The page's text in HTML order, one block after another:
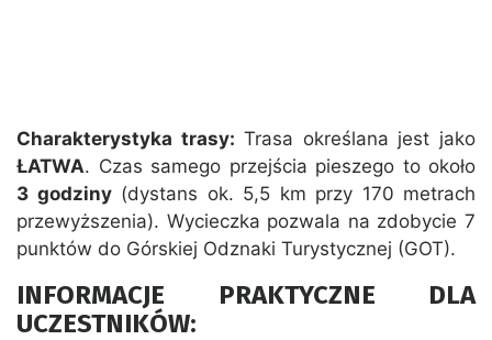
Charakterystyka trasy: Trasa określana jest jako
ŁATWA. Czas samego przejścia pieszego to około
3 godziny(dystans ok. 5,5 km przy 170 metrach
przewyższenia). Wycieczka pozwala na zdobycie 7
punktów do Górskiej Odznaki Turystycznej (GOT).
INFORMACJE PRAKTYCZNE DLA
UCZESTNIKÓW: